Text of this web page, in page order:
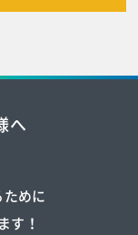
へ
めに
す！